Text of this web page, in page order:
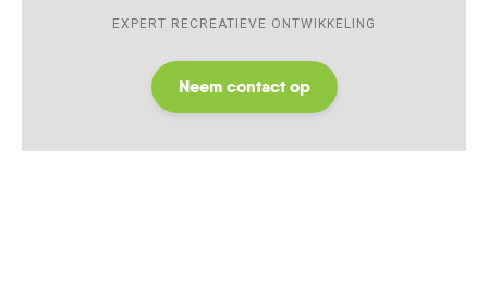
EXPERT RECREATIEVE ONTWIKKELING
Neem contact op